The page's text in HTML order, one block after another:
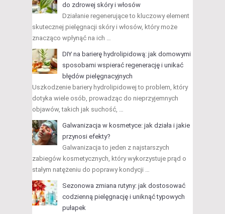
do zdrowej skóry i włosów
Działanie regenerujące to kluczowy element
skutecznej pielęgnacji skóry i włosów, który może
znacząco wpłynąć na ich …
DIY na barierę hydrolipidową: jak domowymi
sposobami wspierać regenerację i unikać
błędów pielęgnacyjnych
Uszkodzenie bariery hydrolipidowej to problem, który
dotyka wiele osób, prowadząc do nieprzyjemnych
objawów, takich jak suchość, …
Galwanizacja w kosmetyce: jak działa i jakie
przynosi efekty?
Galwanizacja to jeden z najstarszych
zabiegów kosmetycznych, który wykorzystuje prąd o
stałym natężeniu do poprawy kondycji …
Sezonowa zmiana rutyny: jak dostosować
codzienną pielęgnację i uniknąć typowych
pułapek